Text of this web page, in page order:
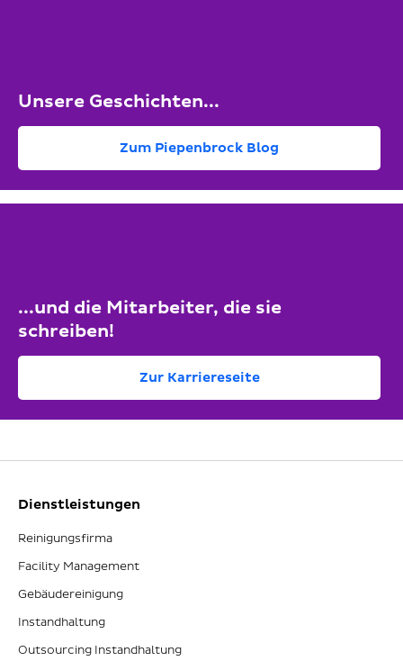
Unsere Geschichten...
Zum Piepenbrock Blog
...und die Mitarbeiter, die sie
schreiben!
Zur Karriereseite
Dienstleistungen
Reinigungsfirma
Facility Management
Gebäudereinigung
Instandhaltung
Outsourcing Instandhaltung